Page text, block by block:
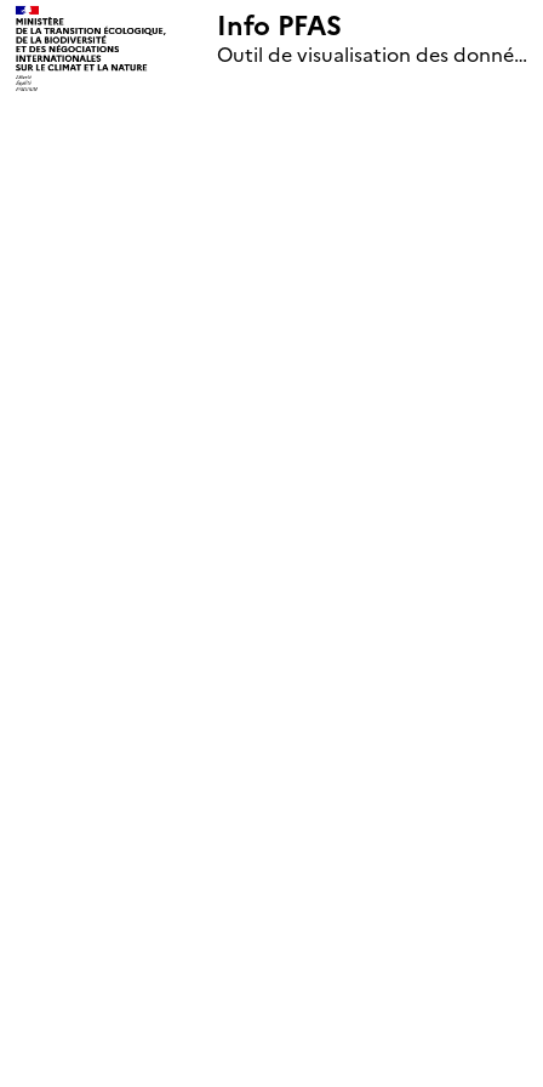
Info PFAS
Outil de visualisation des données nationales de surveillance des substances PFAS (mise à jour le 1er jour de chaque mois)
+
–